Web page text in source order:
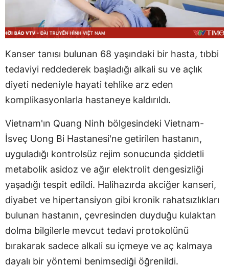
Kanser tanısı bulunan 68 yaşındaki bir hasta, tıbbi
tedaviyi reddederek başladığı alkali su ve açlık
diyeti nedeniyle hayati tehlike arz eden
komplikasyonlarla hastaneye kaldırıldı.
Vietnam'ın Quang Ninh bölgesindeki Vietnam-
İsveç Uong Bi Hastanesi'ne getirilen hastanın,
uyguladığı kontrolsüz rejim sonucunda şiddetli
metabolik asidoz ve ağır elektrolit dengesizliği
yaşadığı tespit edildi. Halihazırda akciğer kanseri,
diyabet ve hipertansiyon gibi kronik rahatsızlıkları
bulunan hastanın, çevresinden duyduğu kulaktan
dolma bilgilerle mevcut tedavi protokolünü
bırakarak sadece alkali su içmeye ve aç kalmaya
dayalı bir yöntemi benimsediği öğrenildi.